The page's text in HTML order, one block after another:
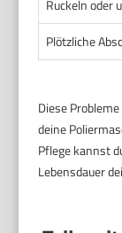
Ruckeln oder
Plötzliche
Diese
deine
Pflege kannst
Lebensdauer